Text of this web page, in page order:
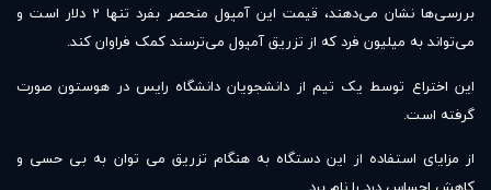
بررسی‌ها نشان می‌دهند، قیمت این آمپول منحصر بفرد تنها 2 دلار است و
می‌تواند به میلیون فرد که از تزریق آمپول می‌ترسند کمک فراوان کند.
این اختراع توسط یک تیم از دانشجویان دانشگاه رایس در هوستون صورت
گرفته است.
از مزایای استفاده از این دستگاه به هنگام تزریق می توان به بی حسی و